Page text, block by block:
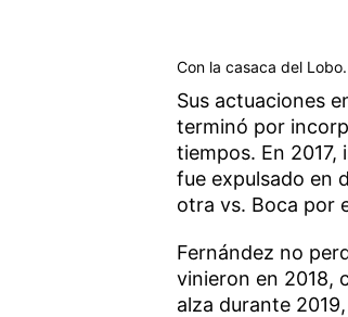
Con la casaca del
Sus actuaciones
terminó por
tiempos. En
fue expulsado en
otra vs. Boca por
Fernández no
vinieron en 2018,
alza durante